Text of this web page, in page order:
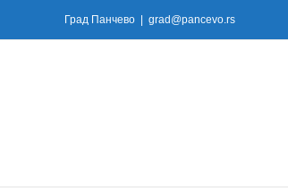
Град Панчево grad@pancevo.rs